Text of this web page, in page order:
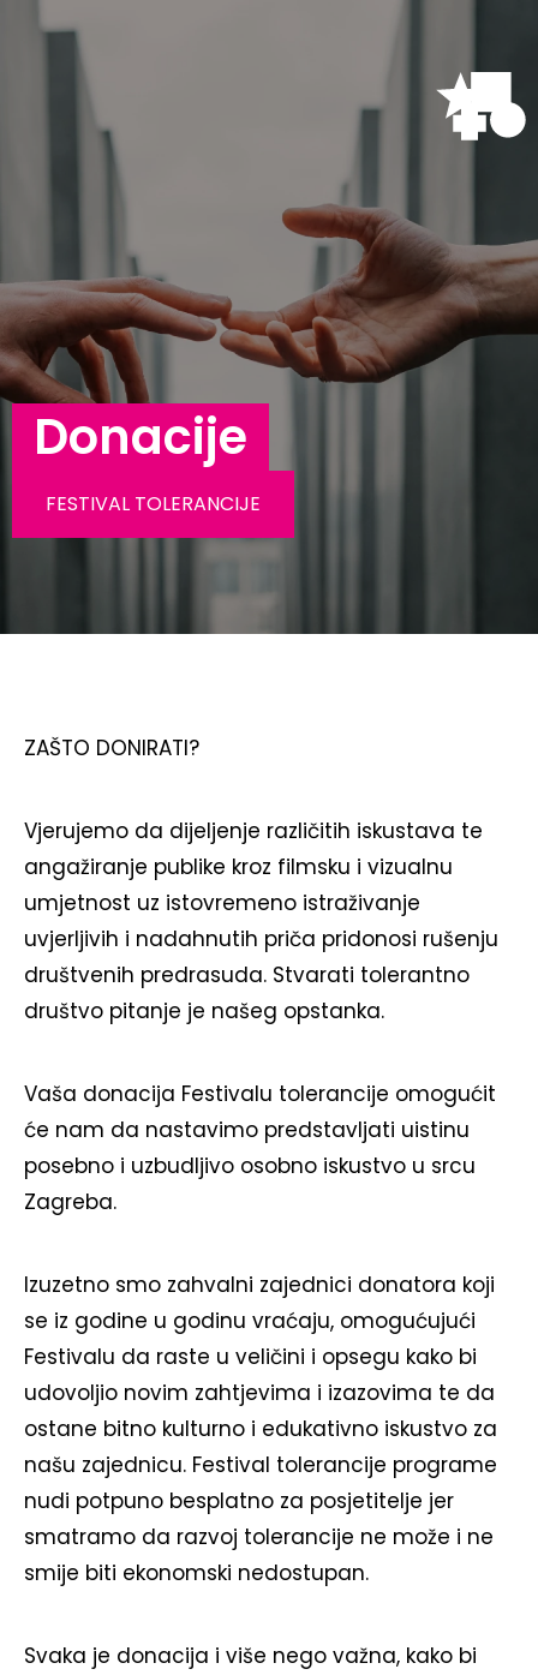
Donacije
FESTIVAL TOLERANCIJE
ZAŠTO DONIRATI?
Vjerujemo da dijeljenje različitih iskustava te
angažiranje publike kroz filmsku i vizualnu
umjetnost uz istovremeno istraživanje
uvjerljivih i nadahnutih priča pridonosi rušenju
društvenih predrasuda. Stvarati tolerantno
društvo pitanje je našeg opstanka.
Vaša donacija Festivalu tolerancije omogućit
će nam da nastavimo predstavljati uistinu
posebno i uzbudljivo osobno iskustvo u srcu
Zagreba.
Izuzetno smo zahvalni zajednici donatora koji
se iz godine u godinu vraćaju, omogućujući
Festivalu da raste u veličini i opsegu kako bi
udovoljio novim zahtjevima i izazovima te da
ostane bitno kulturno i edukativno iskustvo za
našu zajednicu. Festival tolerancije programe
nudi potpuno besplatno za posjetitelje jer
smatramo da razvoj tolerancije ne može i ne
smije biti ekonomski nedostupan.
Svaka je donacija i više nego važna, kako bi